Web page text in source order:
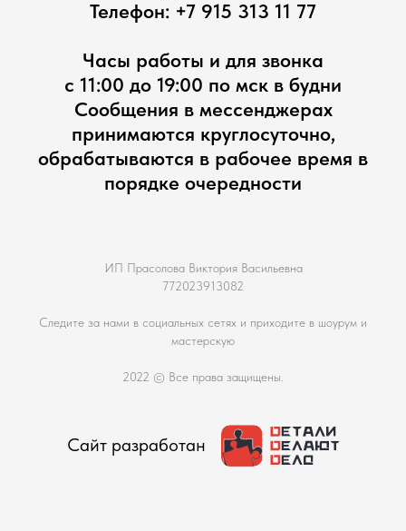
Телефон: +7 915 313 11 77
Часы работы и для звонка
с 11:00 до 19:00 по мск в будни
Сообщения в мессенджерах
принимаются круглосуточно,
обрабатываются в рабочее время в
порядке очередности
ИП Прасолова Виктория Васильевна
772023913082
Следите за нами в социальных сетях и приходите в шоурум и
мастерскую
2022 © Все права защищены.
Сайт разработан